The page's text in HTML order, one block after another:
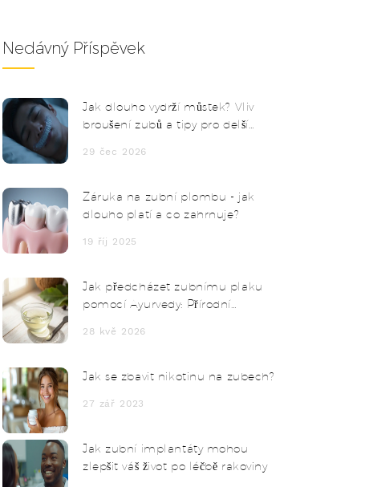
Nedávný Příspěvek
Jak dlouho vydrží můstek? Vliv
broušení zubů a tipy pro delší
29 čec 2026
Záruka na zubní plombu - jak
dlouho platí a co zahrnuje?
19 říj 2025
Jak předcházet zubnímu plaku
pomocí Ayurvedy: Přírodní
28 kvě 2026
Jak se zbavit nikotinu na zubech?
27 zář 2023
Jak zubní implantáty mohou
zlepšit váš život po léčbě rakoviny